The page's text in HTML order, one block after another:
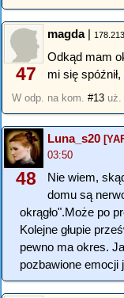
47
magda|
Odkąd mam
mi się
W odp. na kom. #13 uż.
48
Luna_s20
03:50
Nie wiem,
domu są
okrągło".Może po
Kolejne głupie
pewno ma okres.
pozbawione emocji